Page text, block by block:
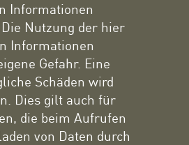
Informationen
Nutzung der hier
Informationen
Gefahr. Eine
Schäden wird
Dies gilt auch für
die beim Aufrufen
von Daten durch